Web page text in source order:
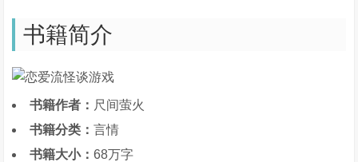
书籍简介
书籍作者： 尺间萤火
书籍分类：言情
书籍大小：68万字